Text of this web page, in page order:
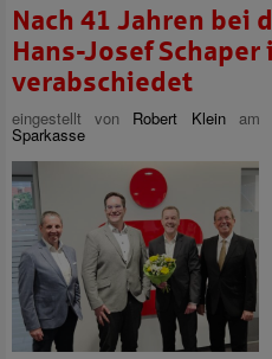
Nach 41 Jahren bei
Hans-Josef
verabschiedet
eingestellt von Robert Kleinam
Sparkasse